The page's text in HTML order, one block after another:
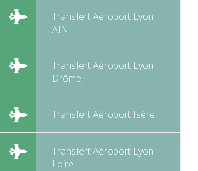
Transfert Aéroport Lyon
AIN
Transfert Aéroport Lyon
Drôme
Transfert Aéroport Isère
Transfert Aéroport Lyon
Loire